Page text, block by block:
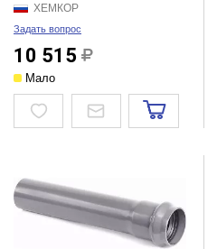
ХЕМКОР
Задать вопрос
10 515
Мало